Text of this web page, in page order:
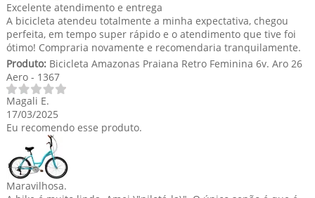
Excelente atendimento e entrega
A bicicleta atendeu totalmente a minha expectativa, chegou
perfeita, em tempo super rápido e o atendimento que tive foi
ótimo! Compraria novamente e recomendaria tranquilamente.
Produto:Bicicleta Amazonas Praiana Retro Feminina 6v. Aro 26
Aero - 1367
Magali E.
17/03/2025
Eu recomendo esse produto.
Maravilhosa.